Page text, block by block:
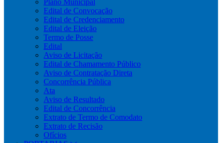
Plano Municipal
Edital de Convocação
Edital de Credenciamento
Edital de Eleição
Termo de Posse
Edital
Aviso de Licitação
Edital de Chamamento Público
Aviso de Contratação Direta
Concorrência Pública
Ata
Aviso de Resultado
Edital de Concorrência
Extrato de Termo de Comodato
Extrato de Recisão
Ofícios